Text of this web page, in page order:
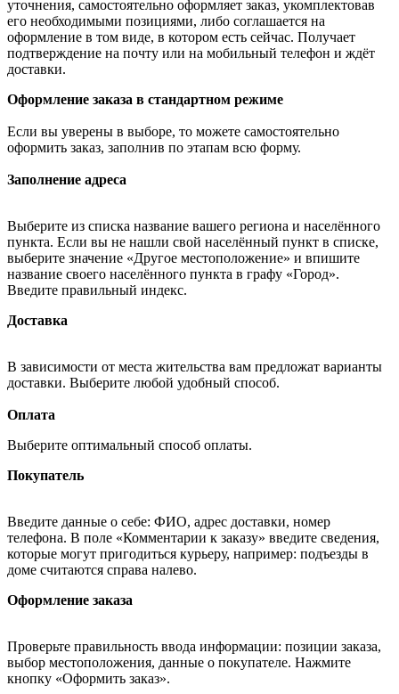
уточнения, самостоятельно оформляет заказ, укомплектовав
его необходимыми позициями, либо соглашается на
оформление в том виде, в котором есть сейчас. Получает
подтверждение на почту или на мобильный телефон и ждёт
доставки.
Оформление заказа в стандартном режиме
Если вы уверены в выборе, то можете самостоятельно
оформить заказ, заполнив по этапам всю форму.
Заполнение адреса
Выберите из списка название вашего региона и населённого
пункта. Если вы не нашли свой населённый пункт в списке,
выберите значение «Другое местоположение» и впишите
название своего населённого пункта в графу «Город».
Введите правильный индекс.
Доставка
В зависимости от места жительства вам предложат варианты
доставки. Выберите любой удобный способ.
Оплата
Выберите оптимальный способ оплаты.
Покупатель
Введите данные о себе: ФИО, адрес доставки, номер
телефона. В поле «Комментарии к заказу» введите сведения,
которые могут пригодиться курьеру, например: подъезды в
доме считаются справа налево.
Оформление заказа
Проверьте правильность ввода информации: позиции заказа,
выбор местоположения, данные о покупателе. Нажмите
кнопку «Оформить заказ».